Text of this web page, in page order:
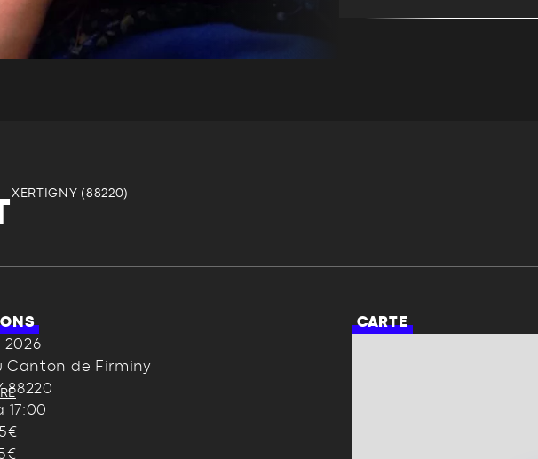
XERTIGNY (88220)
2026
Canton de Firminy
88220
17:00
CARTE